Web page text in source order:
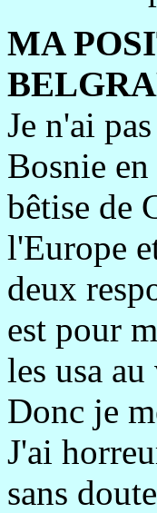
MA
Je n'ai
Bosnie
bêtise de
l'Europe
deux
est pour
les usa
Donc je
J'ai
sans